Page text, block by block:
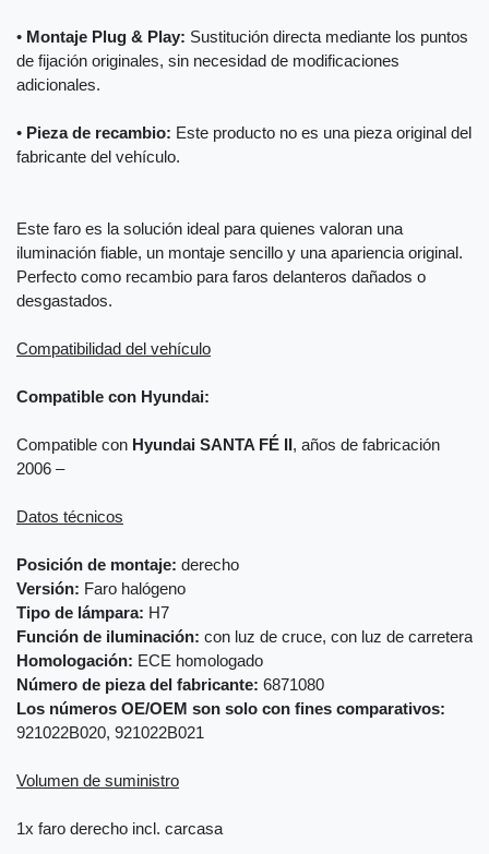
• Montaje Plug & Play: Sustitución directa mediante los puntos
de fijación originales, sin necesidad de modificaciones
adicionales.
• Pieza de recambio: Este producto no es una pieza original del
fabricante del vehículo.
Este faro es la solución ideal para quienes valoran una
iluminación fiable, un montaje sencillo y una apariencia original.
Perfecto como recambio para faros delanteros dañados o
desgastados.
Compatibilidad del vehículo
Compatible con Hyundai:
Compatible con Hyundai SANTA FÉ II , años de fabricación
2006 –
Datos técnicos
Posición de montaje: derecho
Versión: Faro halógeno
Tipo de lámpara: H7
Función de iluminación: con luz de cruce, con luz de carretera
Homologación: ECE homologado
Número de pieza del fabricante: 6871080
Los números OE/OEM son solo con fines comparativos:
921022B020, 921022B021
Volumen de suministro
1x faro derecho incl. carcasa